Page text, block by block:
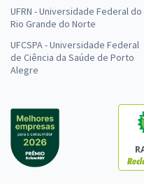
UFRN - Universidade Federal do
Rio Grande do Norte
UFCSPA - Universidade Federal
de Ciência da Saúde de Porto
Alegre